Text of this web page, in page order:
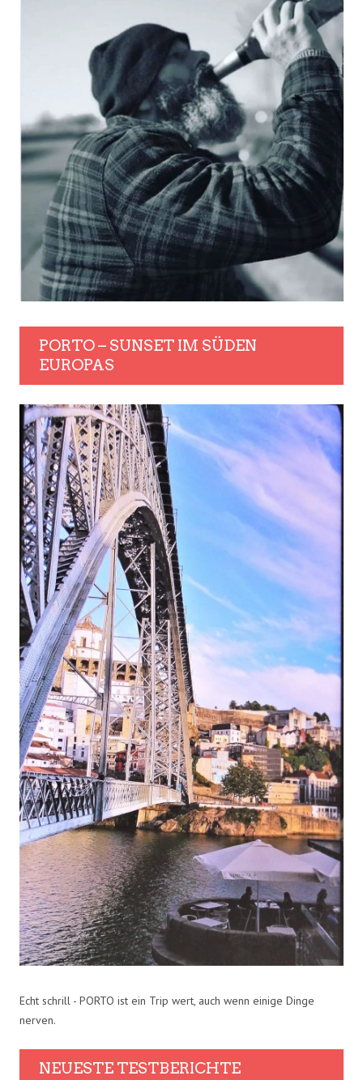
PORTO – SUNSET IM SÜDEN
EUROPAS
Echt schrill - PORTO ist ein Trip wert, auch wenn einige Dinge
nerven.
NEUESTE TESTBERICHTE